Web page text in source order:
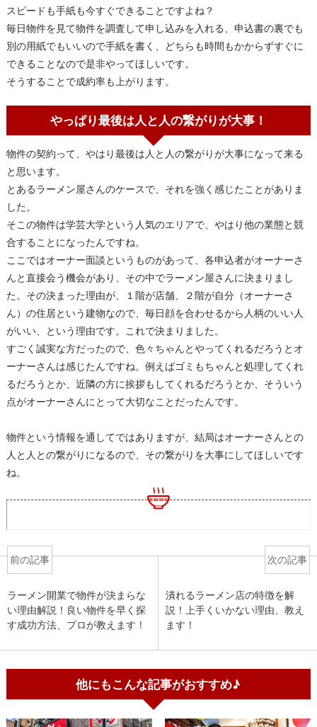
スピードも手紙も今すぐできることですよね？
毎日物件を見て物件を調査して申し込みを入れる、申込書の裏でも
別の用紙でもいいので手紙を書く、どちらも時間もかからずすぐに
できることなので是非やってほしいです。
そうすることで成約率も上がります。
やっぱり最後は人と人の繋がりが大事！
物件の契約って、やはり最後は人と人の繋がりが大事になって来る
と思います。
とあるラーメン屋さんのケースで、それを強く感じたことがありま
した。
そこの物件は学芸大学という人気のエリアで、やはり他の業態と競
合することになったんですね。
ここではオーナー面談というものがあって、各申込者がオーナーさ
んと直接会う機会があり、その中でラーメン屋さんに決まりまし
た。その決まった理由が、１階が店舗、２階が自分（オーナーさ
ん）の住居という建物なので、毎日顔を合わせるから人柄のいい人
がいい、という理由です。これで決まりました。
すごく誠実な方だったので、色々ちゃんとやってくれるだろうとオ
ーナーさんは感じたんですね。例えばゴミもちゃんと処理してくれ
るだろうとか、近隣の方に挨拶もしてくれるだろうとか、そういう
点がオーナーさんにとって大切なことだったんです。
物件という情報を通してではありますが、結局はオーナーさんとの
人と人との繋がりになるので、その繋がりを大事にしてほしいです
ね。
前の記事
ラーメン開業で物件が決まらな
い理由解説！良い物件を早く探
す成功方法、プロが教えます！
次の記事
潰れるラーメン店の特徴を解
説！上手くいかない理由、教え
ます！
他にもこんな記事がおすすめ♪